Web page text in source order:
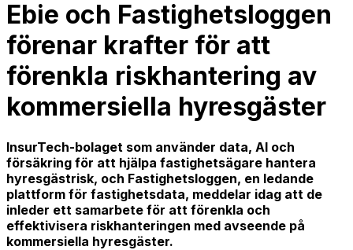
Ebie och Fastighetsloggen
förenar krafter för att
förenkla riskhantering av
kommersiella hyresgäster
InsurTech-bolaget som använder data, AI och
försäkring för att hjälpa fastighetsägare hantera
hyresgästrisk, och Fastighetsloggen, en ledande
plattform för fastighetsdata, meddelar idag att de
inleder ett samarbete för att förenkla och
effektivisera riskhanteringen med avseende på
kommersiella hyresgäster.